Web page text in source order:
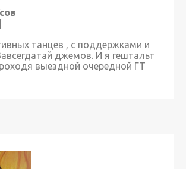
танцев , с поддержками и
джемов. И я гештальт
выездной очередной ГТ